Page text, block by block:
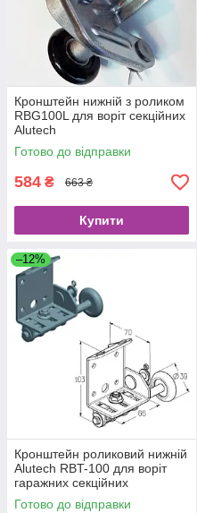
Кронштейн нижній з роликом
RBG100L для воріт секційних
Alutech
Готово до відправки
584 ₴ 663 ₴
Купити
–12%
Кронштейн роликовий нижній
Alutech RBT-100 для воріт
гаражних секційних
підйомних
Готово до відправки